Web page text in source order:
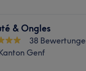
& Ongles
38
Genf